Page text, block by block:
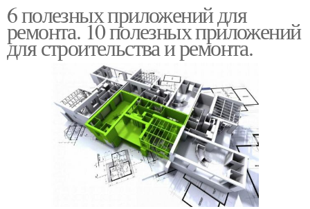
6 полезных приложений для
ремонта. 10 полезных приложений
для строительства и ремонта.